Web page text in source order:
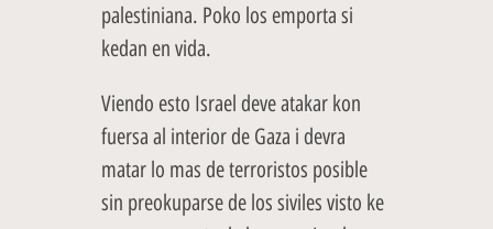
palestiniana. Poko los emporta si
kedan en vida.
Viendo esto Israel deve atakar kon
fuersa al interior de Gaza i devra
matar lo mas de terroristos posible
sin preokuparse de los siviles visto ke